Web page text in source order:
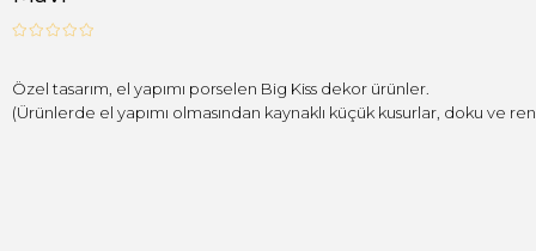
(Ürünlerde el yapımı olmasından kaynaklı küçük kusurlar, doku ve